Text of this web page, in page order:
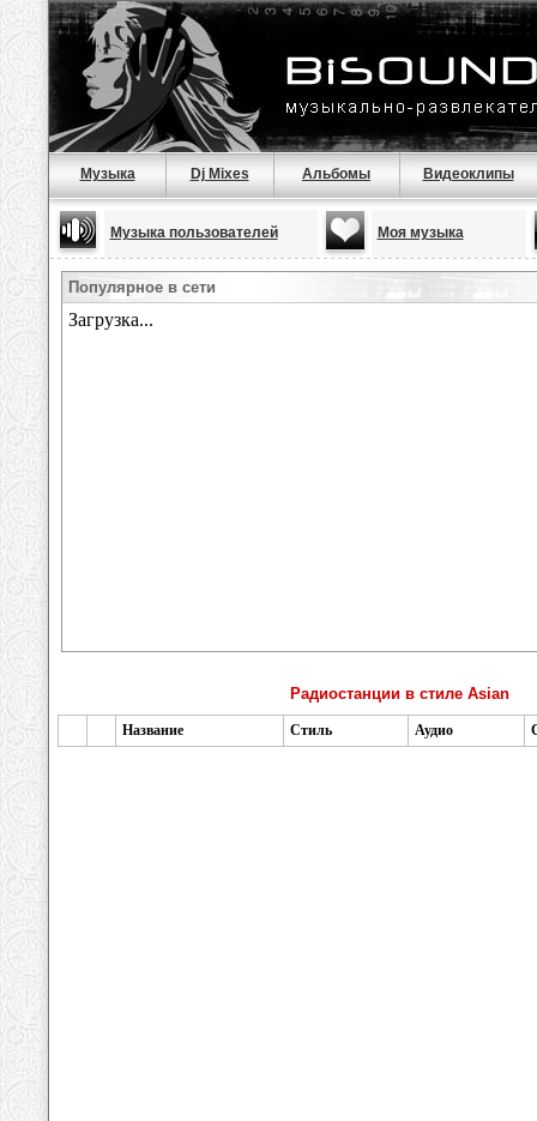
Музыка Dj Mixes Альбомы Видеоклипы
Музыка пользователей Моя музыка
Популярное в сети
Радиостанции в стиле Asian
Название Стиль Аудио